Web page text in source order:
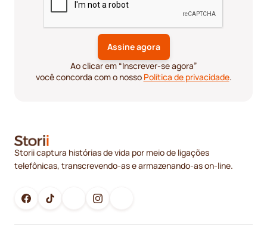
Ao clicar em “Inscrever-se agora”
você concorda com o nosso Política de privacidade.
Storii captura histórias de vida por meio de ligações
telefônicas, transcrevendo-as e armazenando-as on-line.